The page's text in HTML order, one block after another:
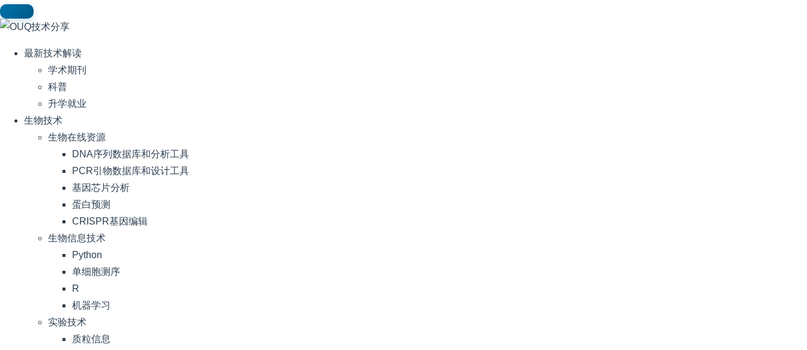
最新技术解读
学术期刊
科普
升学就业
生物技术
生物在线资源
DNA序列数据库和分析工具
PCR引物数据库和设计工具
基因芯片分析
蛋白预测
CRISPR基因编辑
生物信息技术
Python
单细胞测序
R
机器学习
实验技术
质粒信息